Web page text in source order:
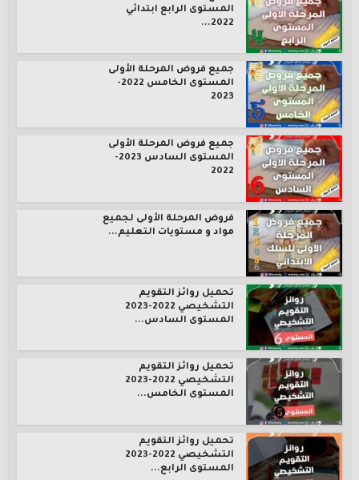
المستوى الرابع ابتدائي
2022...
جميع فروض المرحلة الأولى
المستوى الخامس 2022-
2023
جميع فروض المرحلة الأولى
المستوى السادس 2023-
2022
فروض المرحلة الأولى لجميع
مواد و مستويات التعليم...
تحميل روائز التقويم
التشخيصي 2022-2023
المستوى السادس...
تحميل روائز التقويم
التشخيصي 2022-2023
المستوى الخامس...
تحميل روائز التقويم
التشخيصي 2022-2023
المستوى الرابع...